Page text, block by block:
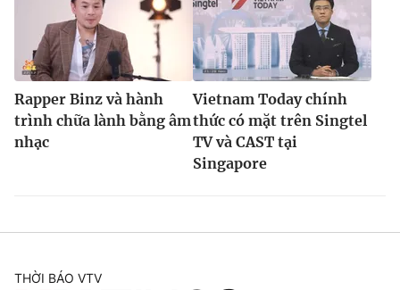
Rapper Binz và hành
trình chữa lành bằng âm
nhạc
Vietnam Today chính
thức có mặt trên Singtel
TV và CAST tại
Singapore
THỜI BÁO VTV